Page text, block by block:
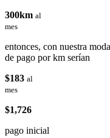
300km al
mes
entonces, con nuestra
de pago por km serían
$183 al
mes
$1,726
pago inicial